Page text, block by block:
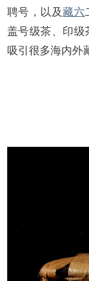
聘号，以及藏六
盖号级茶、印级
吸引很多海内外